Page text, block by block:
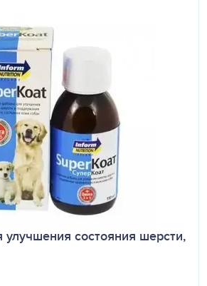
улучшения состояния шерсти,